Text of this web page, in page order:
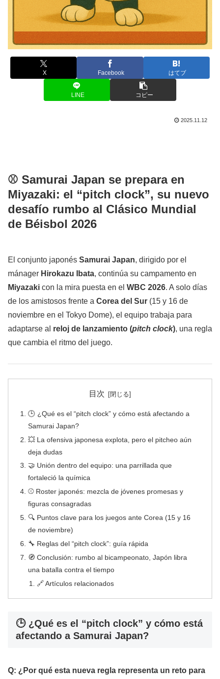
X Facebook はてブ
LINE コピー
2025.11.12
⚾ Samurai Japan se prepara en
Miyazaki: el “pitch clock”, su nuevo
desafío rumbo al Clásico Mundial
de Béisbol 2026
El conjunto japonés Samurai Japan, dirigido por el
mánager Hirokazu Ibata, continúa su campamento en
Miyazaki con la mira puesta en el WBC 2026. A solo días
de los amistosos frente a Corea del Sur (15 y 16 de
noviembre en el Tokyo Dome), el equipo trabaja para
adaptarse al reloj de lanzamiento (pitch clock), una regla
que cambia el ritmo del juego.
目次
🕒 ¿Qué es el “pitch clock” y cómo está afectando a
Samurai Japan?
💥 La ofensiva japonesa explota, pero el pitcheo aún
deja dudas
🤝 Unión dentro del equipo: una parrillada que
fortaleció la química
⚾ Roster japonés: mezcla de jóvenes promesas y
figuras consagradas
🔍 Puntos clave para los juegos ante Corea (15 y 16
de noviembre)
🔧 Reglas del “pitch clock”: guía rápida
🧭 Conclusión: rumbo al bicampeonato, Japón libra
una batalla contra el tiempo
🔗 Artículos relacionados
🕒 ¿Qué es el “pitch clock” y cómo está
afectando a Samurai Japan?
Q: ¿Por qué esta nueva regla representa un reto para